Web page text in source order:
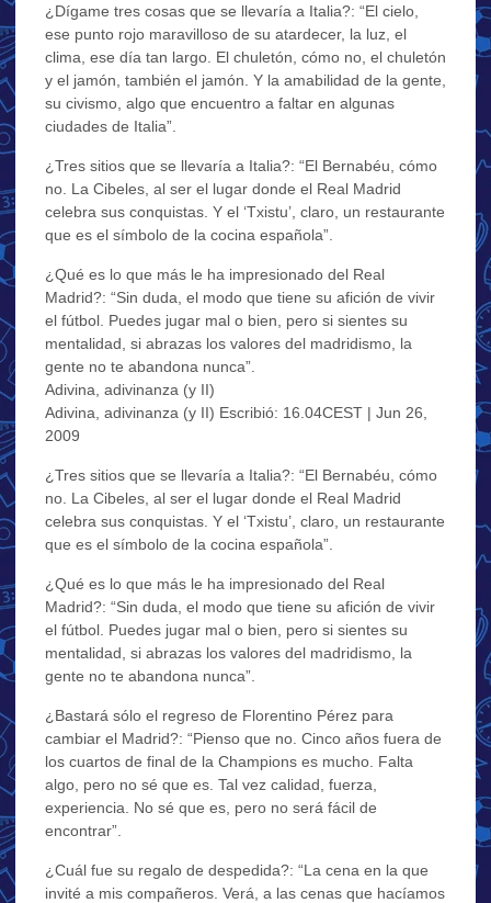
¿Dígame tres cosas que se llevaría a Italia?: “El cielo,
ese punto rojo maravilloso de su atardecer, la luz, el
clima, ese día tan largo. El chuletón, cómo no, el chuletón
y el jamón, también el jamón. Y la amabilidad de la gente,
su civismo, algo que encuentro a faltar en algunas
ciudades de Italia”.
¿Tres sitios que se llevaría a Italia?: “El Bernabéu, cómo
no. La Cibeles, al ser el lugar donde el Real Madrid
celebra sus conquistas. Y el ‘Txistu’, claro, un restaurante
que es el símbolo de la cocina española”.
¿Qué es lo que más le ha impresionado del Real
Madrid?: “Sin duda, el modo que tiene su afición de vivir
el fútbol. Puedes jugar mal o bien, pero si sientes su
mentalidad, si abrazas los valores del madridismo, la
gente no te abandona nunca”.
Adivina, adivinanza (y II)
Adivina, adivinanza (y II) Escribió: 16.04CEST | Jun 26,
2009
¿Tres sitios que se llevaría a Italia?: “El Bernabéu, cómo
no. La Cibeles, al ser el lugar donde el Real Madrid
celebra sus conquistas. Y el ‘Txistu’, claro, un restaurante
que es el símbolo de la cocina española”.
¿Qué es lo que más le ha impresionado del Real
Madrid?: “Sin duda, el modo que tiene su afición de vivir
el fútbol. Puedes jugar mal o bien, pero si sientes su
mentalidad, si abrazas los valores del madridismo, la
gente no te abandona nunca”.
¿Bastará sólo el regreso de Florentino Pérez para
cambiar el Madrid?: “Pienso que no. Cinco años fuera de
los cuartos de final de la Champions es mucho. Falta
algo, pero no sé que es. Tal vez calidad, fuerza,
experiencia. No sé que es, pero no será fácil de
encontrar”.
¿Cuál fue su regalo de despedida?: “La cena en la que
invité a mis compañeros. Verá, a las cenas que hacíamos